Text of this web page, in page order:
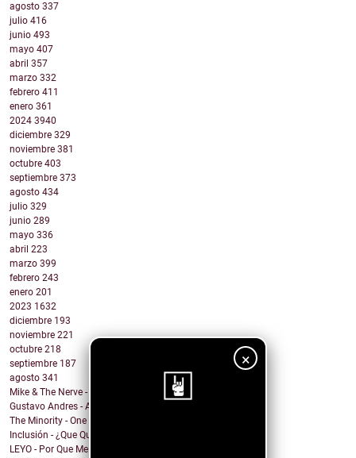
×
agosto 337
julio 416
junio 493
mayo 407
abril 357
marzo 332
febrero 411
enero 361
2024 3940
diciembre 329
noviembre 381
octubre 403
septiembre 373
agosto 434
julio 329
junio 289
mayo 336
abril 223
marzo 399
febrero 243
enero 201
2023 1632
diciembre 193
noviembre 221
octubre 218
septiembre 187
agosto 341
Mike & The Nerve - Fool's Gold, False Idols
Gustavo Andres - AiRA
The Minority - One Of A Kind
Inclusión - ¿Que Quieres de Mí?
LEYO - Por Que Me Haces Llorar